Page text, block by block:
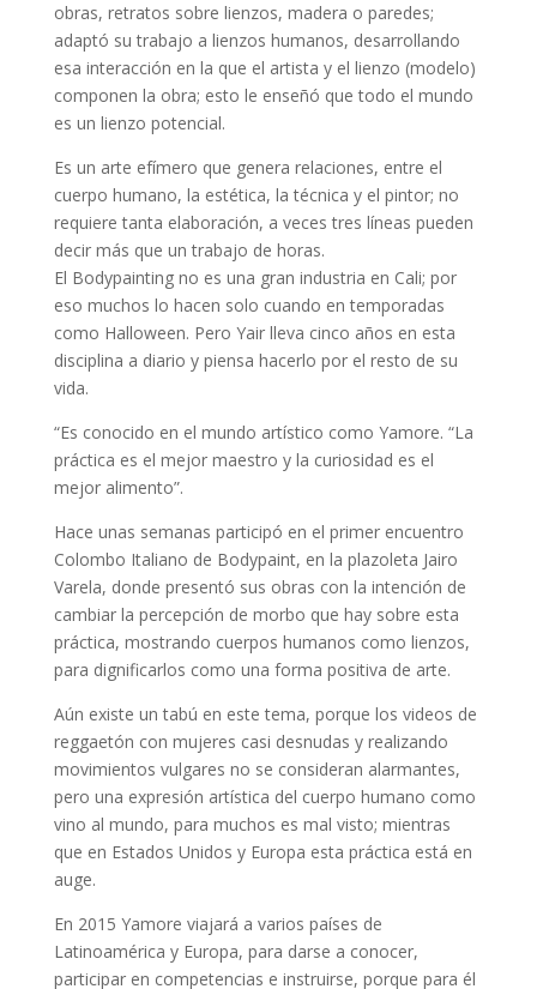
obras, retratos sobre lienzos, madera o paredes;
adaptó su trabajo a lienzos humanos, desarrollando
esa interacción en la que el artista y el lienzo (modelo)
componen la obra; esto le enseñó que todo el mundo
es un lienzo potencial.
Es un arte efímero que genera relaciones, entre el
cuerpo humano, la estética, la técnica y el pintor; no
requiere tanta elaboración, a veces tres líneas pueden
decir más que un trabajo de horas.
El Bodypainting no es una gran industria en Cali; por
eso muchos lo hacen solo cuando en temporadas
como Halloween. Pero Yair lleva cinco años en esta
disciplina a diario y piensa hacerlo por el resto de su
vida.
“Es conocido en el mundo artístico como Yamore. “La
práctica es el mejor maestro y la curiosidad es el
mejor alimento”.
Hace unas semanas participó en el primer encuentro
Colombo Italiano de Bodypaint, en la plazoleta Jairo
Varela, donde presentó sus obras con la intención de
cambiar la percepción de morbo que hay sobre esta
práctica, mostrando cuerpos humanos como lienzos,
para dignificarlos como una forma positiva de arte.
Aún existe un tabú en este tema, porque los videos de
reggaetón con mujeres casi desnudas y realizando
movimientos vulgares no se consideran alarmantes,
pero una expresión artística del cuerpo humano como
vino al mundo, para muchos es mal visto; mientras
que en Estados Unidos y Europa esta práctica está en
auge.
En 2015 Yamore viajará a varios países de
Latinoamérica y Europa, para darse a conocer,
participar en competencias e instruirse, porque para él